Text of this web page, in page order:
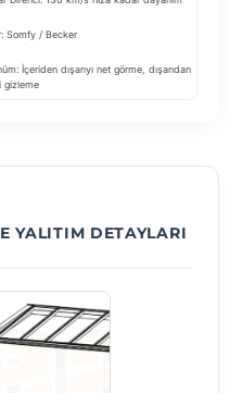
Somfy / Becker
İçeriden dışarıyı net görme, dışarıdan
gizleme
YALITIM DETAYLARI